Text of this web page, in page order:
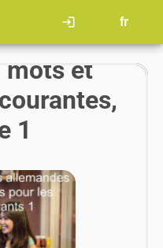
login fr
pour
mots et
1